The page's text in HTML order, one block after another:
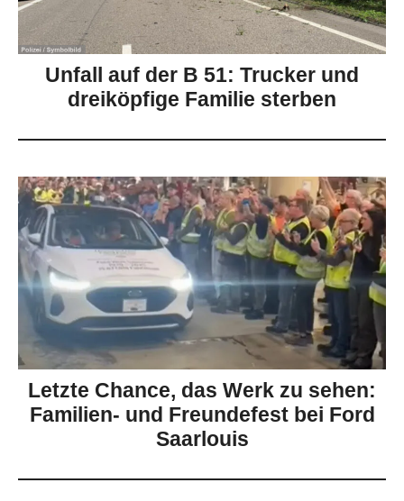
Unfall auf der B 51: Trucker und
dreiköpfige Familie sterben
Letzte Chance, das Werk zu sehen:
Familien- und Freundefest bei Ford
Saarlouis